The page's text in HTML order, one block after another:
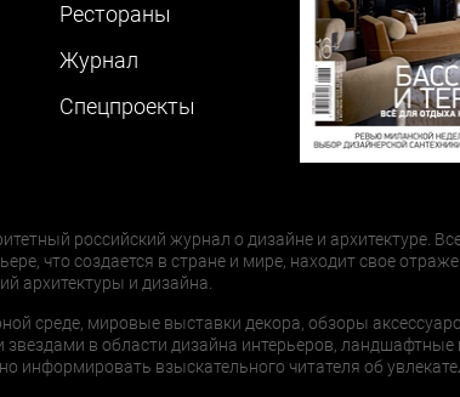
Рестораны
Журнал
Cпецпроекты
российский журнал о дизайне и архитектуре.
что создается в стране и мире, находит свое
архитектуры и дизайна.
среде, мировые выставки декора, обзоры
в области дизайна интерьеров,
информировать взыскательного читателя об